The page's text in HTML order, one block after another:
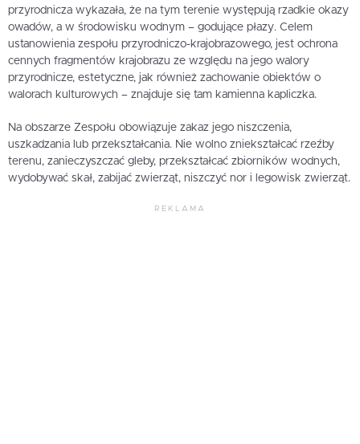
przyrodnicza wykazała, że na tym terenie występują rzadkie okazy
owadów, a w środowisku wodnym – godujące płazy. Celem
ustanowienia zespołu przyrodniczo-krajobrazowego, jest ochrona
cennych fragmentów krajobrazu ze względu na jego walory
przyrodnicze, estetyczne, jak również zachowanie obiektów o
walorach kulturowych – znajduje się tam kamienna kapliczka.
Na obszarze Zespołu obowiązuje zakaz jego niszczenia,
uszkadzania lub przekształcania. Nie wolno zniekształcać rzeźby
terenu, zanieczyszczać gleby, przekształcać zbiorników wodnych,
wydobywać skał, zabijać zwierząt, niszczyć nor i legowisk zwierząt.
REKLAMA